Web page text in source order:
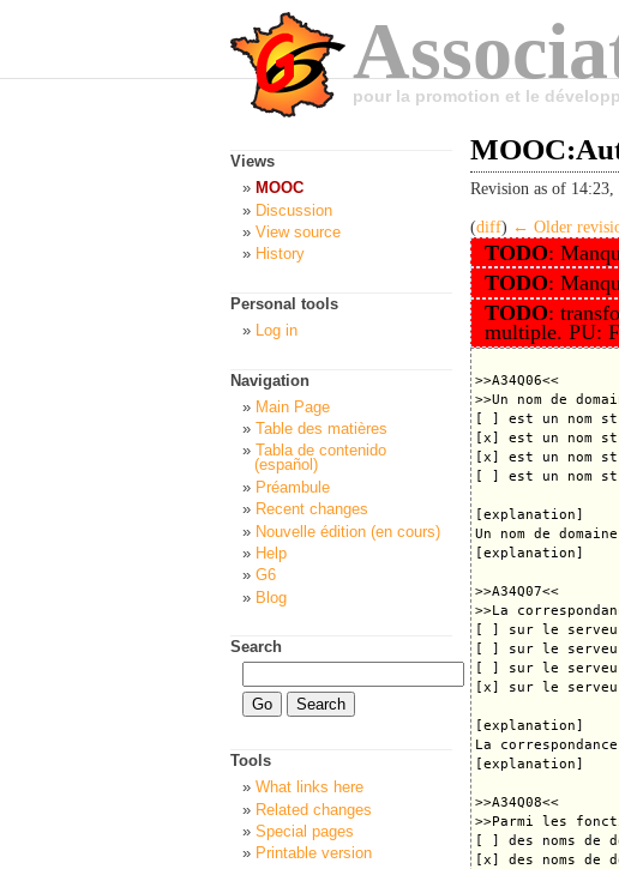
pour la promotion et le
Revision as of
(diff) ← Older
TODO:
TODO:
TODO:
multiple. PU:
>>A34Q06<<
>>Un nom de
[ ] est un nom
[x] est un nom
[x] est un nom
[ ] est un nom
[explanation]
Un nom de
[explanation]
>>A34Q07<<
>>La
[ ] sur le
[ ] sur le serveur
[ ] sur le serveur
[x] sur le serveur
[explanation]
La
[explanation]
>>A34Q08<<
>>Parmi les
[ ] des noms de
[x] des noms de
Views
MOOC
Discussion
View source
History
Personal tools
Log in
Navigation
Main Page
Table des matières
Tabla de contenido
(español)
Préambule
Recent changes
Nouvelle édition (en cours)
Help
G6
Blog
Search
Tools
What links here
Related changes
Special pages
Printable version